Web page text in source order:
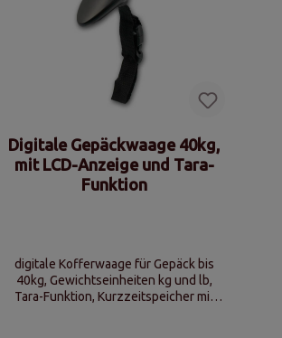
Digitale Gepäckwaage 40kg,
mit LCD-Anzeige und Tara-
Funktion
digitale Kofferwaage für Gepäck bis
40kg, Gewichtseinheiten kg und lb,
Tara-Funktion, Kurzzeitspeicher mit